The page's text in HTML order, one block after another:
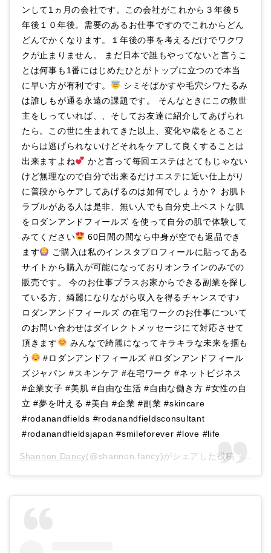
ンして1ヵ月の会社です。この会社がこれから３年後５
年後１０年後。需要のあるお仕事ですのでこれからどん
どんでかくなります。１年後の事を考えるだけでワクワ
クが止まりません。 まだ日本で誰もやってないと言うこ
とは何事も1番にはじめたひとがトップに立つので本当
に早い方が有利です。
シミそばかすや毛穴シワたるみ
は誰しもが通る永遠の課題です。 そんなときにこの救世
主をしっていれば、、そしてお友達に紹介してあげられ
たら。この世に生まれてきた以上、変化や歳をとること
からは逃げられないけどそれをケアして良くすることは
出来ますよね
かと言って毎回エステはとてもじゃない
けど無理なので自分で出来るだけエステに近い仕上がり
に普段からケアしてあげるのは如何でしょうか？ お肌ト
ラブルがある人は是非、無い人でも自分史上ベストな肌
をロダンアンドフィールズ を使って自分の肌で体験して
みてください
60日間の間なら中身が空でも返品でき
ます
ご購入は私のインスタプロフィールに貼ってある
サイトから購入が可能になっておりオンラインのみでの
販売です。 今のお仕事プラスお家からできる副業を探し
ている方、綺麗になりながら収入を得るチャンスです♪
ロダンアンドフィールズ の在宅ワークのお仕事について
のお問い合わせはダイレクトメッセージにて対応させて
頂きます
みんなで綺麗になってキラキラな未来を掴も
う
#ロダンアンドフィールズ #ロダンアンドフィール
ズジャパン #スキンケア #在宅ワーク #ネットビジネス
#企業女子 #美肌 #自由な生活 #自由な働き方 #女性の自
立 #夢を叶える #美白 #企業 #副業 #skincare
#rodanandfields #rodanandfieldsconsultant
#rodanandfieldsjapan #smileforever #love #life
Shannon Dancy(@shannon.fancy)がシェアした投稿 –